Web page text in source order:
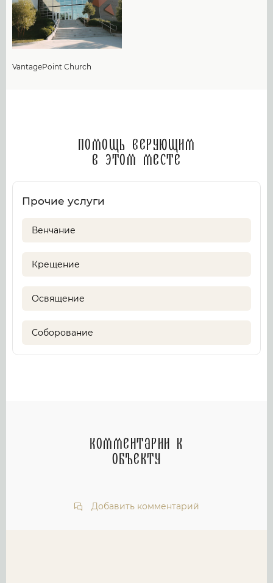
VantagePoint Church
Помощь верующим
в этом месте
Прочие услуги
Венчание
Крещение
Освящение
Соборование
Комментарии к
объекту
Добавить комментарий